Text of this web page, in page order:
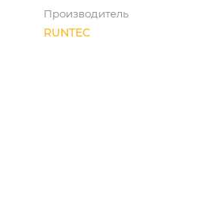
Производитель
RUNTEC